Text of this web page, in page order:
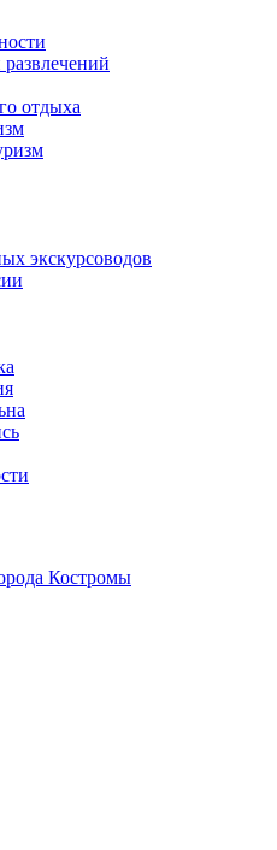
отдыха
экскурсоводов
Костромы